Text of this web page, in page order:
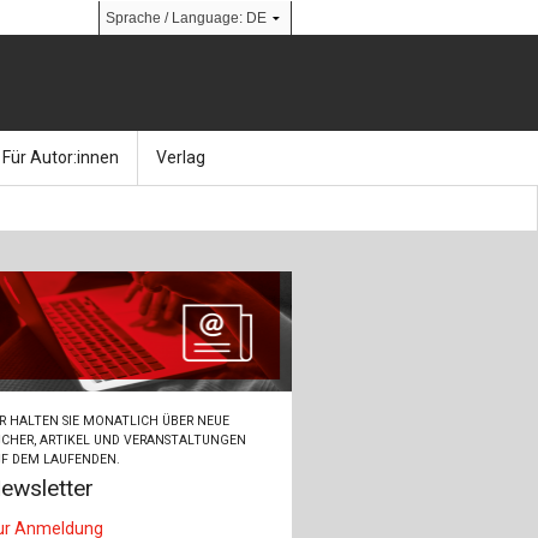
Social Media
Library
Für Autor:innen
Kalender
Zeitschriften
Verlag
Ansprechpartner:innen
So finden Sie uns
bauingenieur24 – Berufsportal
Ingenieurbaupreis
HALTEN SIE MONATLICH ÜBER NEUE
ARTIKEL UND VERANSTALTUNGEN
DEM LAUFENDEN.
Anmeldung